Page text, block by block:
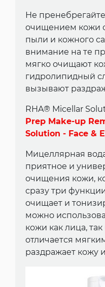
Не
очищением кожи
пыли и кожного
внимание на те
мягко очищают
гидролипидный
вызывают
RHA® Micellar
Prep Make-up
Solution - Face &
Мицеллярная
приятное и
очищения кожи,
сразу три
очищает и
можно
кожи как лица,
отличается
раздражает кожу